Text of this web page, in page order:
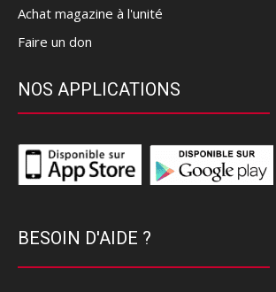
Achat magazine à l'unité
Faire un don
NOS APPLICATIONS
BESOIN D'AIDE ?